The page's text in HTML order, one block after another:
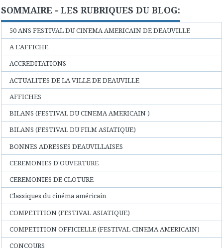
SOMMAIRE - LES RUBRIQUES DU BLOG:
50 ANS FESTIVAL DU CINEMA AMERICAIN DE DEAUVILLE
A L'AFFICHE
ACCREDITATIONS
ACTUALITES DE LA VILLE DE DEAUVILLE
AFFICHES
BILANS (FESTIVAL DU CINEMA AMERICAIN )
BILANS (FESTIVAL DU FILM ASIATIQUE)
BONNES ADRESSES DEAUVILLAISES
CEREMONIES D'OUVERTURE
CEREMONIES DE CLOTURE
Classiques du cinéma américain
COMPETITION (FESTIVAL ASIATIQUE)
COMPETITION OFFICIELLE (FESTIVAL CINEMA AMERICAIN)
CONCOURS